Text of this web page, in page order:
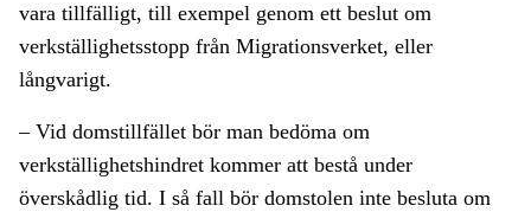
vara tillfälligt, till exempel genom ett beslut om
verkställighetsstopp från Migrationsverket, eller
långvarigt.
– Vid domstillfället bör man bedöma om
verkställighetshindret kommer att bestå under
överskådlig tid. I så fall bör domstolen inte besluta om